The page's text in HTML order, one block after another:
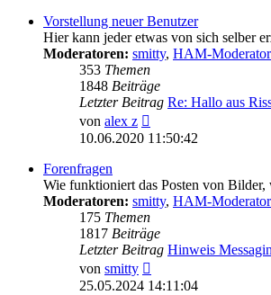
Vorstellung neuer Benutzer
Hier kann jeder etwas von sich selber
Moderatoren: smitty, HAM-
353 Themen
1848 Beiträge
Letzter Beitrag Re: Hallo aus
von alex z
Beitrag
10.06.2020 11:50:42
Forenfragen
Wie funktioniert das Posten von
Moderatoren: smitty, HAM-
175 Themen
1817 Beiträge
Letzter Beitrag Hinweis
von smitty
Beitrag
25.05.2024 14:11:04